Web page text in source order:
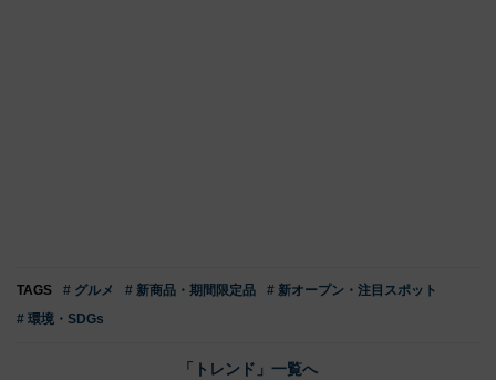
TAGS # グルメ # 新商品・期間限定品
# 新オープン・注目スポット
# 環境・SDGs
「トレンド」一覧へ